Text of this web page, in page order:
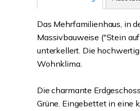
Das Mehrfamilienhaus, in
Massivbauweise ("Stein
unterkellert. Die
Wohnklima.
Die charmante
Grüne. Eingebettet in eine